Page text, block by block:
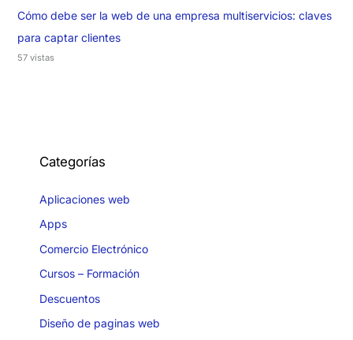
Cómo debe ser la web de una empresa multiservicios: claves
para captar clientes
57 vistas
Categorías
Aplicaciones web
Apps
Comercio Electrónico
Cursos – Formación
Descuentos
Diseño de paginas web